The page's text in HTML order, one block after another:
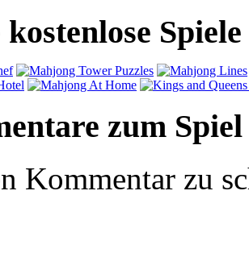
zum Spiel
Kommentar zu